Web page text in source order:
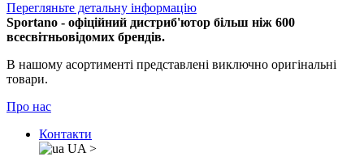
Перегляньте детальну інформацію
Sportano - офіційний дистриб'ютор більш ніж 600
всесвітньовідомих брендів.
В нашому асортименті представлені виключно оригінальні
товари.
Про нас
Контакти
UA >